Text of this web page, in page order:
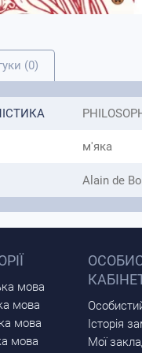
(0)
м'яка
Alain de
мова
мова
мова
мова
Історія
Мої